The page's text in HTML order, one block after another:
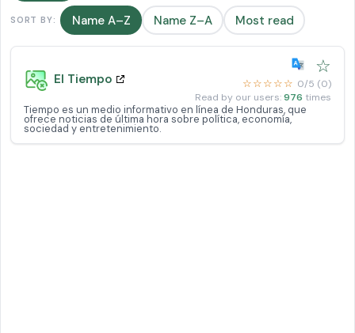
SORT BY: Name A–Z Name Z–A Most read
El Tiempo
☆
☆☆☆☆☆ 0/5 (0)
Read by our users:976 times
Tiempo es un medio informativo en línea de Honduras, que
ofrece noticias de última hora sobre política, economía,
sociedad y entretenimiento.